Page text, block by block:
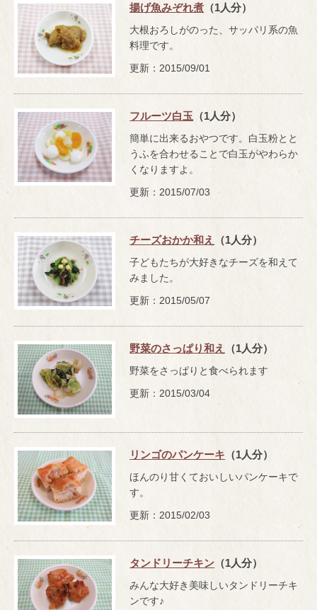
揚げ魚みぞれ煮 （1人分）
大根おろしがのった、サッパリ系の魚
料理です。
更新：2015/09/01
フルーツ白玉 （1人分）
簡単に出来るおやつです。白玉粉とと
うふを合わせることで白玉がやわらか
くなりますよ。
更新：2015/07/03
チーズおかか和え （1人分）
子どもたちが大好きなチーズを和えて
みました。
更新：2015/05/07
野菜のさっぱり和え （1人分）
野菜をさっぱりと食べられます
更新：2015/03/04
リンゴのパンケーキ （1人分）
ほんのり甘くておいしいパンケーキで
す。
更新：2015/02/03
タンドリーチキン （1人分）
みんな大好き美味しいタンドリーチキ
ンです♪